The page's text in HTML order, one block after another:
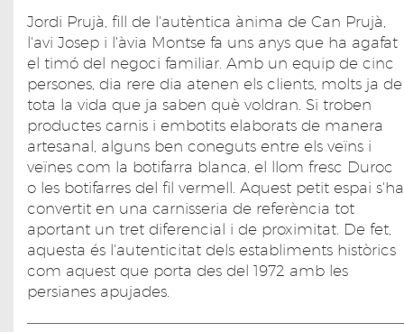
Jordi Prujà, fill de l'autèntica ànima de Can Prujà,
l'avi Josep i l'àvia Montse fa uns anys que ha agafat
el timó del negoci familiar. Amb un equip de cinc
persones, dia rere dia atenen els clients, molts ja de
tota la vida que ja saben què voldran. Si troben
productes carnis i embotits elaborats de manera
artesanal, alguns ben coneguts entre els veïns i
veïnes com la botifarra blanca, el llom fresc Duroc
o les botifarres del fil vermell. Aquest petit espai s'ha
convertit en una carnisseria de referència tot
aportant un tret diferencial i de proximitat. De fet,
aquesta és l'autenticitat dels establiments històrics
com aquest que porta des del 1972 amb les
persianes apujades.